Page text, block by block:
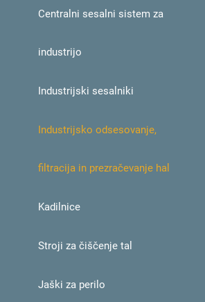
Centralni sesalni sistem za
industrijo
Industrijski sesalniki
Industrijsko odsesovanje,
filtracija in prezračevanje hal
Kadilnice
Stroji za čiščenje tal
Jaški za perilo